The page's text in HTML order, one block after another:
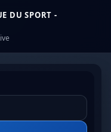
DU SPORT -